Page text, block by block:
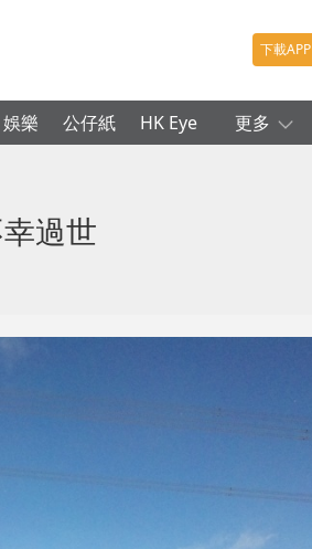
下載APP
娛樂 公仔紙 HK Eye 更多
過世